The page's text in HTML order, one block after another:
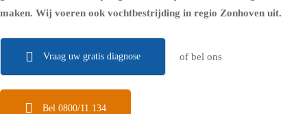
maken. Wij voeren ook vochtbestrijding in regio Zonhoven uit.
Vraag uw gratis diagnose of bel ons
Bel 0800/11.134